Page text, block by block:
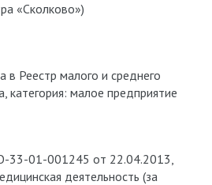
«Сколково»)
в Реестр малого и среднего
категория: малое предприятие
33-01-001245 от 22.04.2013,
деятельность (за